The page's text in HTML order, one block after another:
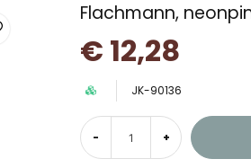
Flachmann,
€ 12,28
JK-90136
- +